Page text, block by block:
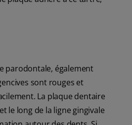
parodontale, également
sont rouges et
La plaque dentaire
le long de la ligne gingivale